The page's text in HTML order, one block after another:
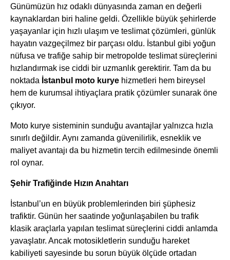
Günümüzün hız odaklı dünyasında zaman en değerli
kaynaklardan biri haline geldi. Özellikle büyük şehirlerde
yaşayanlar için hızlı ulaşım ve teslimat çözümleri, günlük
hayatın vazgeçilmez bir parçası oldu. İstanbul gibi yoğun
nüfusa ve trafiğe sahip bir metropolde teslimat süreçlerini
hızlandırmak ise ciddi bir uzmanlık gerektirir. Tam da bu
noktada İstanbul moto kurye hizmetleri hem bireysel
hem de kurumsal ihtiyaçlara pratik çözümler sunarak öne
çıkıyor.
Moto kurye sisteminin sunduğu avantajlar yalnızca hızla
sınırlı değildir. Aynı zamanda güvenilirlik, esneklik ve
maliyet avantajı da bu hizmetin tercih edilmesinde önemli
rol oynar.
Şehir Trafiğinde Hızın Anahtarı
İstanbul’un en büyük problemlerinden biri şüphesiz
trafiktir. Günün her saatinde yoğunlaşabilen bu trafik
klasik araçlarla yapılan teslimat süreçlerini ciddi anlamda
yavaşlatır. Ancak motosikletlerin sunduğu hareket
kabiliyeti sayesinde bu sorun büyük ölçüde ortadan